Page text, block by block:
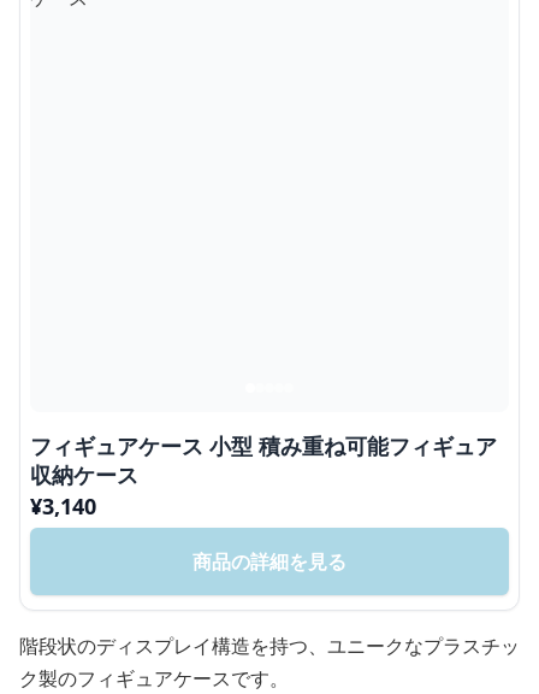
フィギュアケース 小型 積み重ね可能フィギュア
収納ケース
¥3,140
商品の詳細を見る
階段状のディスプレイ構造を持つ、ユニークなプラスチッ
ク製のフィギュアケースです。